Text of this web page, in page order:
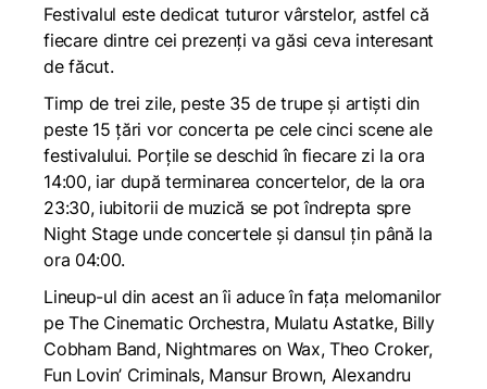
Festivalul este dedicat tuturor vârstelor, astfel că
fiecare dintre cei prezenți va găsi ceva interesant
de făcut.
Timp de trei zile, peste 35 de trupe și artiști din
peste 15 țări vor concerta pe cele cinci scene ale
festivalului. Porțile se deschid în fiecare zi la ora
14:00, iar după terminarea concertelor, de la ora
23:30, iubitorii de muzică se pot îndrepta spre
Night Stage unde concertele și dansul țin până la
ora 04:00.
Lineup-ul din acest an îi aduce în fața melomanilor
pe The Cinematic Orchestra, Mulatu Astatke, Billy
Cobham Band, Nightmares on Wax, Theo Croker,
Fun Lovin’ Criminals, Mansur Brown, Alexandru